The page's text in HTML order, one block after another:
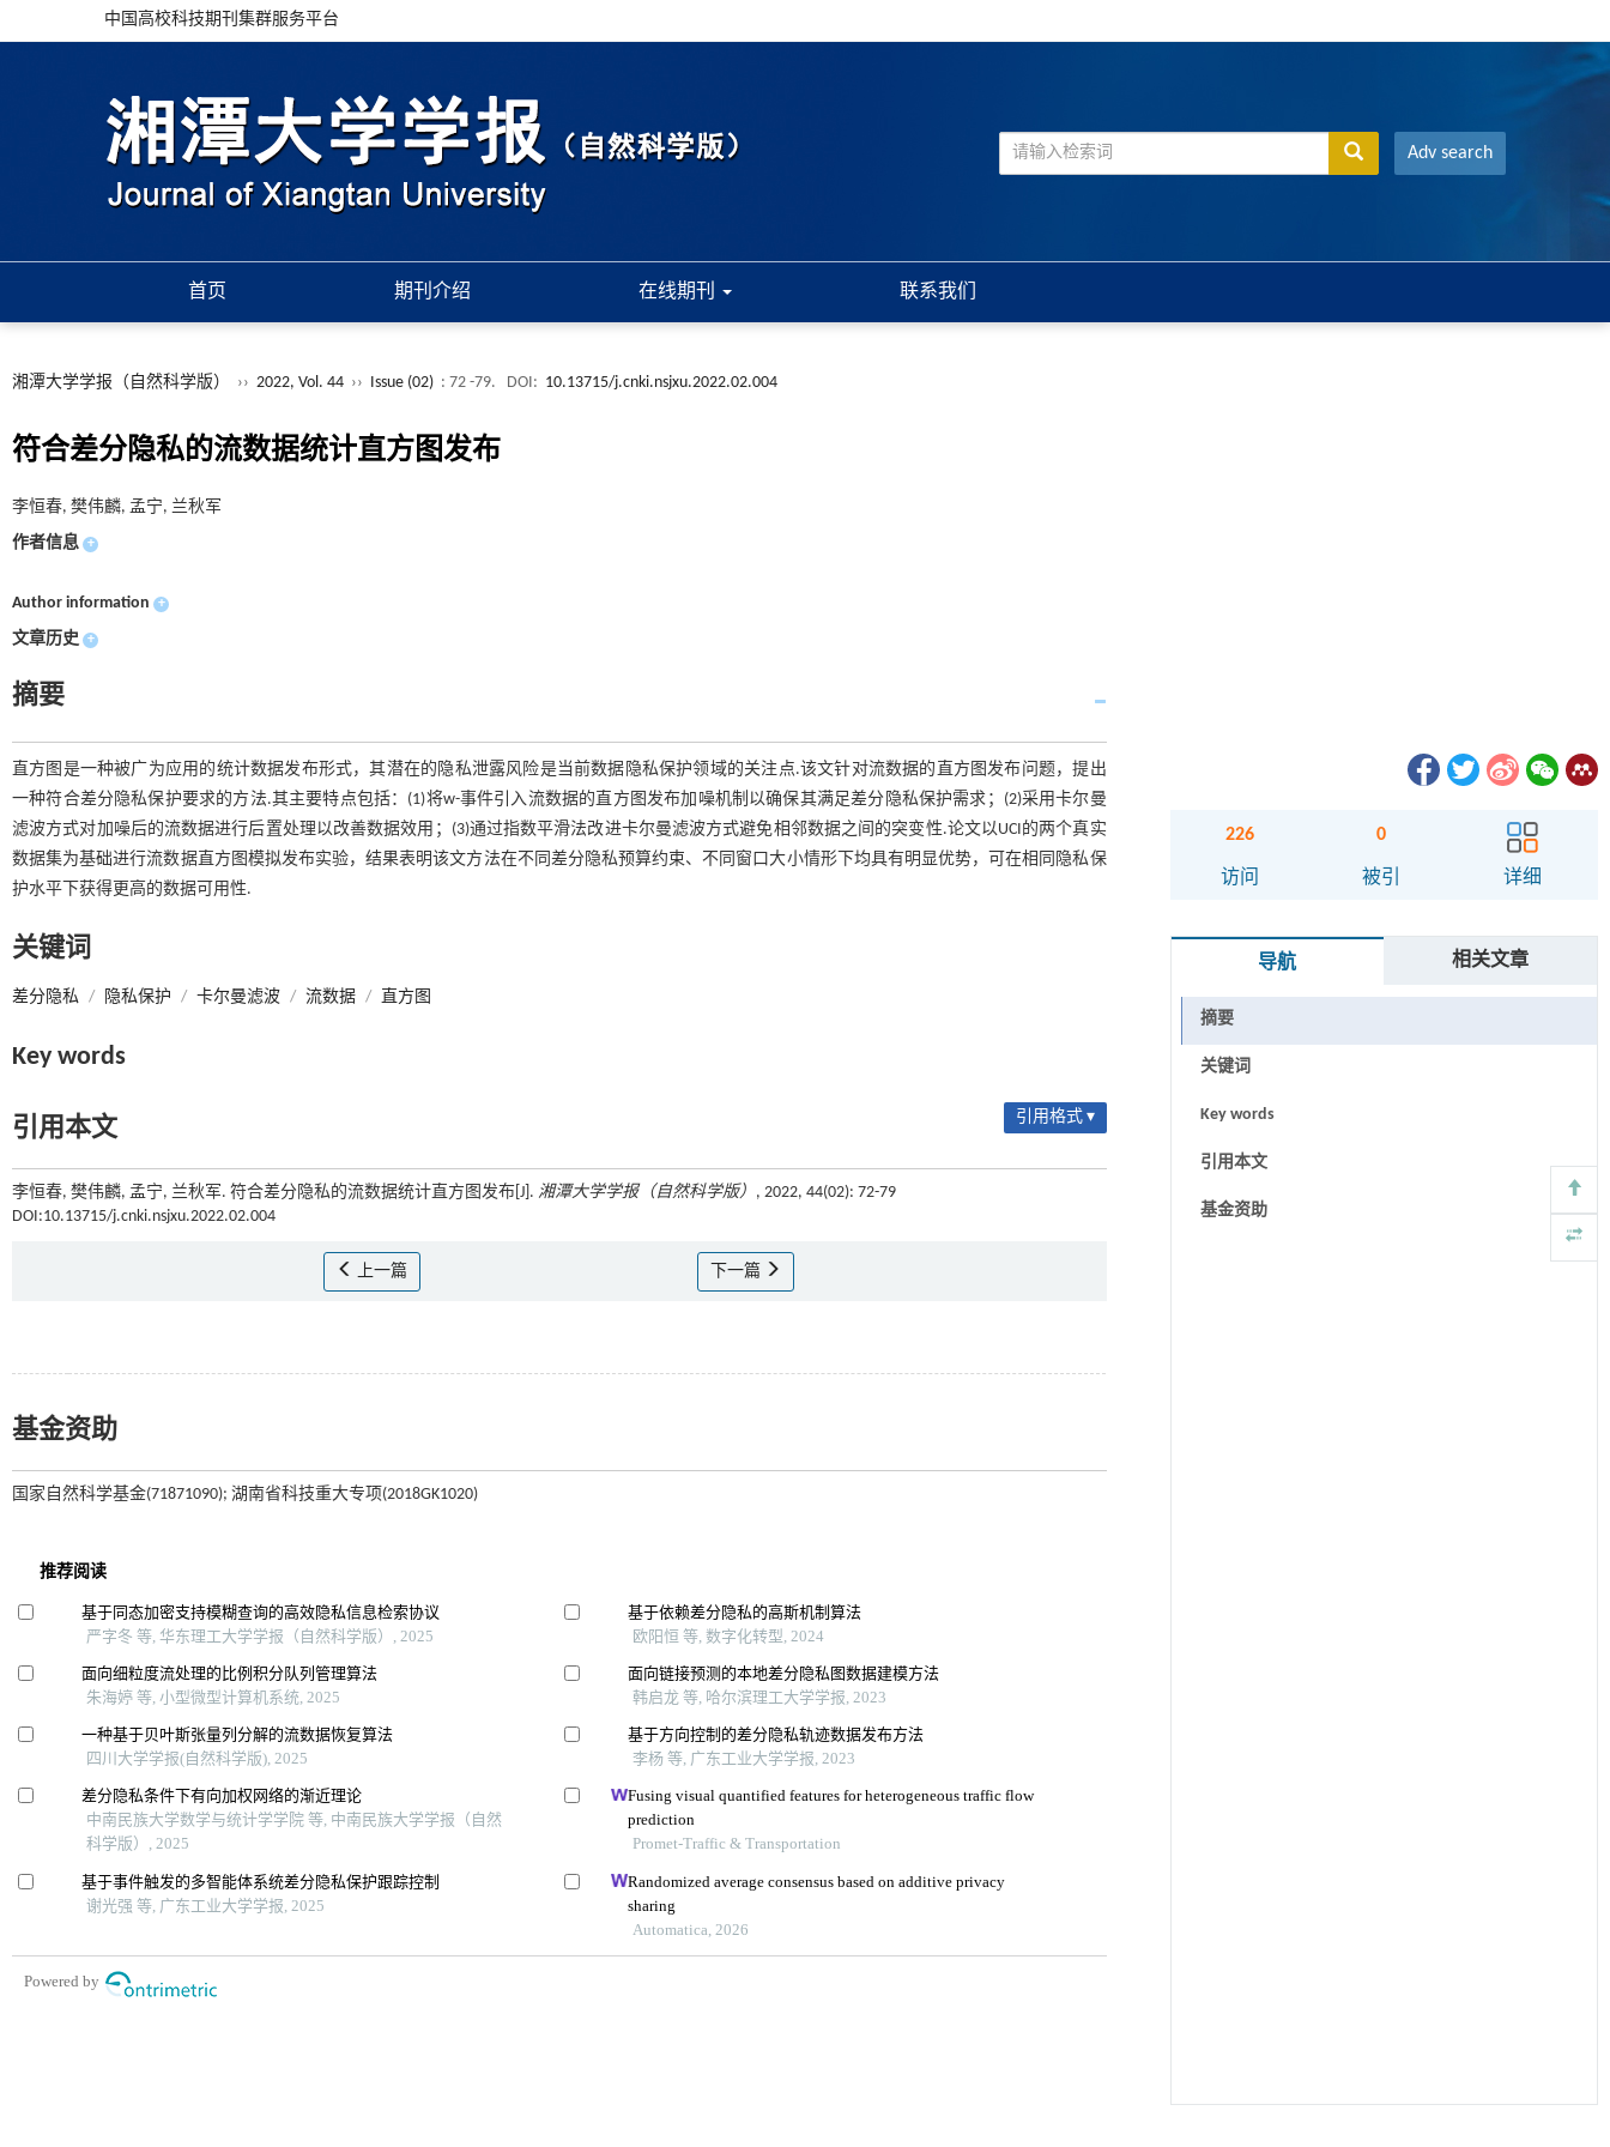
中国高校科技期刊集群服务平台
Adv search
首页 期刊介绍 在线期刊 联系我们
湘潭大学学报（自然科学版） ›› 2022, Vol. 44 ›› Issue (02) : 72 -79. DOI: 10.13715/j.cnki.nsjxu.2022.02.004
符合差分隐私的流数据统计直方图发布
李恒春, 樊伟麟, 孟宁, 兰秋军
作者信息 +
Author information +
文章历史 +
摘要
直方图是一种被广为应用的统计数据发布形式，其潜在的隐私泄露风险是当前数据隐私保护领域的关注点.该文针对流数据的直方图发布问题，提出
一种符合差分隐私保护要求的方法.其主要特点包括：(1)将w-事件引入流数据的直方图发布加噪机制以确保其满足差分隐私保护需求；(2)采用卡尔曼
滤波方式对加噪后的流数据进行后置处理以改善数据效用；(3)通过指数平滑法改进卡尔曼滤波方式避免相邻数据之间的突变性.论文以UCI的两个真实
数据集为基础进行流数据直方图模拟发布实验，结果表明该文方法在不同差分隐私预算约束、不同窗口大小情形下均具有明显优势，可在相同隐私保
护水平下获得更高的数据可用性.
关键词
差分隐私 / 隐私保护 / 卡尔曼滤波 / 流数据 / 直方图
Key words
引用本文 引用格式 ▾
李恒春, 樊伟麟, 孟宁, 兰秋军. 符合差分隐私的流数据统计直方图发布[J]. 湘潭大学学报（自然科学版） , 2022, 44(02): 72-79
DOI:10.13715/j.cnki.nsjxu.2022.02.004
上一篇 下一篇
基金资助
国家自然科学基金(71871090); 湖南省科技重大专项(2018GK1020)
226
访问
0
被引 详细
导航 相关文章
摘要
关键词
Key words
引用本文
基金资助